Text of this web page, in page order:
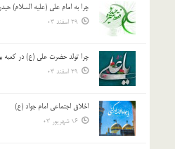
چرا به امام علی (علیه السلام)
29 اسفند 03
چرا تولد حضرت علی (ع) در کعبه
29 اسفند 03
اخلاق اجتماعی امام جواد (ع)
16 شهریور 03